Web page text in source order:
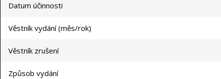
Datum účinnosti
Věstník vydání (měs/rok)
Věstník zrušení
Způsob vydání